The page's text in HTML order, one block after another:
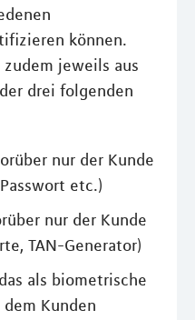
können.
jeweils aus
drei folgenden
nur der Kunde
etc.)
nur der Kunde
TAN-Generator)
als biometrische
Kunden